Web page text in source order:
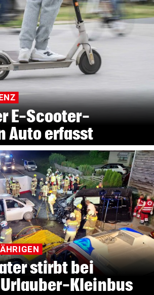
E-Scooter-
Auto erfasst
stirbt bei
Kleinbus